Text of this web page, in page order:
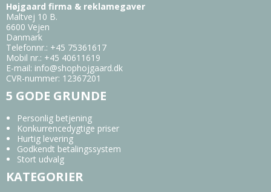
Højgaard firma & reklamegaver
Maltvej 10 B.
6600 Vejen
Danmark
Telefonnr.: +45 75361617
Mobil nr.: +45 40611619
E-mail: info@shophojgaard.dk
CVR-nummer: 12367201
5 GODE GRUNDE
Personlig betjening
Konkurrencedygtige priser
Hurtig levering
Godkendt betalingssystem
Stort udvalg
KATEGORIER